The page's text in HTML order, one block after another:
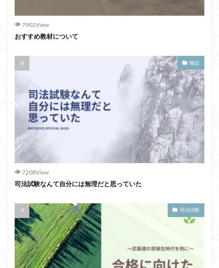
7902View
おすすめ教材について
物語
7208View
司法試験なんて自分には無理だと思っていた
司法試験